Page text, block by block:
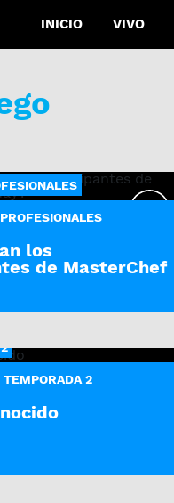
INICIO VIVO
los
de MasterChef
2